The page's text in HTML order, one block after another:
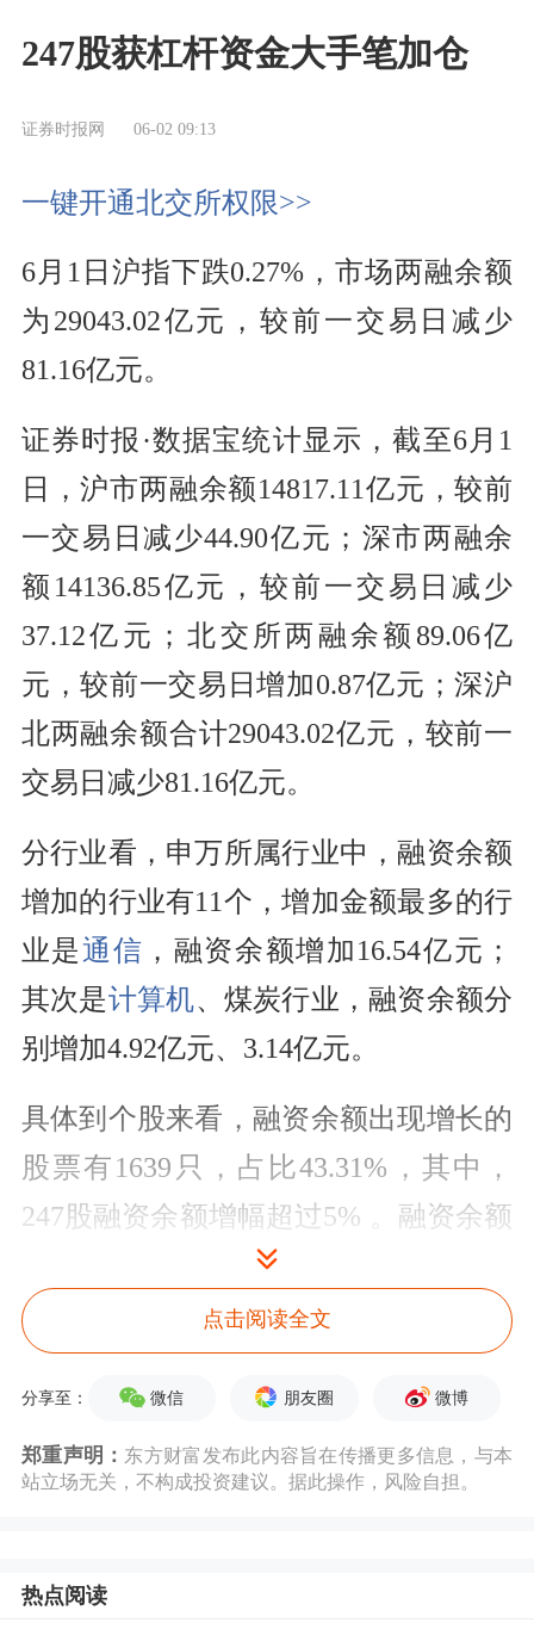
247股获杠杆资金大手笔加仓
证券时报网 06-02 09:13
一键开通北交所权限>>
6月1日沪指下跌0.27%，市场两融余额
为29043.02亿元，较前一交易日减少
81.16亿元。
证券时报·数据宝统计显示，截至6月1
日，沪市两融余额14817.11亿元，较前
一交易日减少44.90亿元；深市两融余
额14136.85亿元，较前一交易日减少
37.12亿元；北交所两融余额89.06亿
元，较前一交易日增加0.87亿元；深沪
北两融余额合计29043.02亿元，较前一
交易日减少81.16亿元。
分行业看，申万所属行业中，融资余额
增加的行业有11个，增加金额最多的行
业是通信 ，融资余额增加16.54亿元；
其次是计算机、煤炭行业，融资余额分
别增加4.92亿元、3.14亿元。
具体到个股来看，融资余额出现增长的
股票有1639只，占比43.31%，其中，
247股融资余额增幅超过5% 。融资余额
雷神科技
余额6909.62万元，较前一交易日增幅
达64.01%；股价表现上，该股当日上涨
30.00%，表现强于沪指；融资余额增幅
较多的还有粤电力A、和胜股份，融资
融资余额增幅前20只个股中，从市场表
点击阅读全文
分享至： 微信 朋友圈 微博
郑重声明： 东方财富发布此内容旨在传播更多信息，与本
站立场无关，不构成投资建议。据此操作，风险自担。
热点阅读